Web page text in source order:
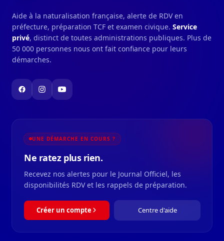
Aide à la naturalisation française, alerte de RDV en
préfecture, préparation TCF et examen civique. Service
privé, distinct de toutes administrations publiques. Plus de
50 000 personnes nous ont fait confiance pour leurs
démarches.
UNE DÉMARCHE EN COURS ?
Ne ratez plus rien.
Recevez nos alertes pour le Journal Officiel, les
disponibilités RDV et les rappels de préparation.
Créer un compte Centre d'aide